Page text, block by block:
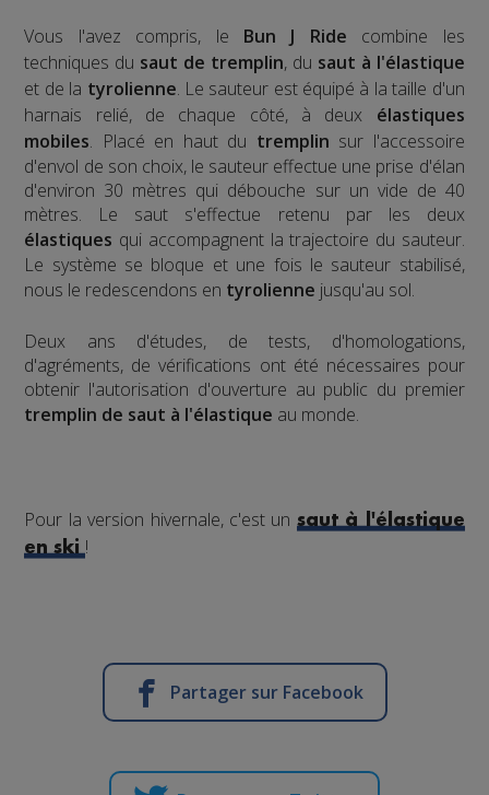
Vous l'avez compris, le Bun J Ride combine les
techniques du saut de tremplin, du saut à l'élastique
et de la tyrolienne. Le sauteur est équipé à la taille d'un
harnais relié, de chaque côté, à deux élastiques
mobiles. Placé en haut du tremplin sur l'accessoire
d'envol de son choix, le sauteur effectue une prise d'élan
d'environ 30 mètres qui débouche sur un vide de 40
mètres. Le saut s'effectue retenu par les deux
élastiques qui accompagnent la trajectoire du sauteur.
Le système se bloque et une fois le sauteur stabilisé,
nous le redescendons en tyrolienne jusqu'au sol.
​Deux ans d'études, de tests, d'homologations,
d'agréments, de vérifications ont été nécessaires pour
obtenir l'autorisation d'ouverture au public du premier
tremplin de saut à l'élastique au monde.
Pour la version hivernale, c'est un saut à l'élastique
en ski!
Partager sur Facebook